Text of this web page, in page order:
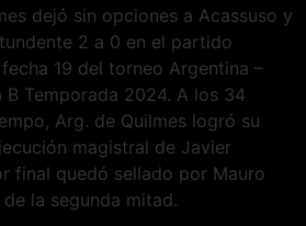
dejó sin opciones a Acassuso y
2 a 0 en el partido
19 del torneo Argentina –
B Temporada 2024. A los 34
Arg. de Quilmes logró su
magistral de Javier
final quedó sellado por Mauro
la segunda mitad.